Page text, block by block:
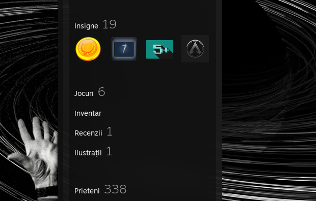
Insigne 19
Jocuri 6
Inventar
Recenzii 1
Ilustrații 1
Prieteni 338